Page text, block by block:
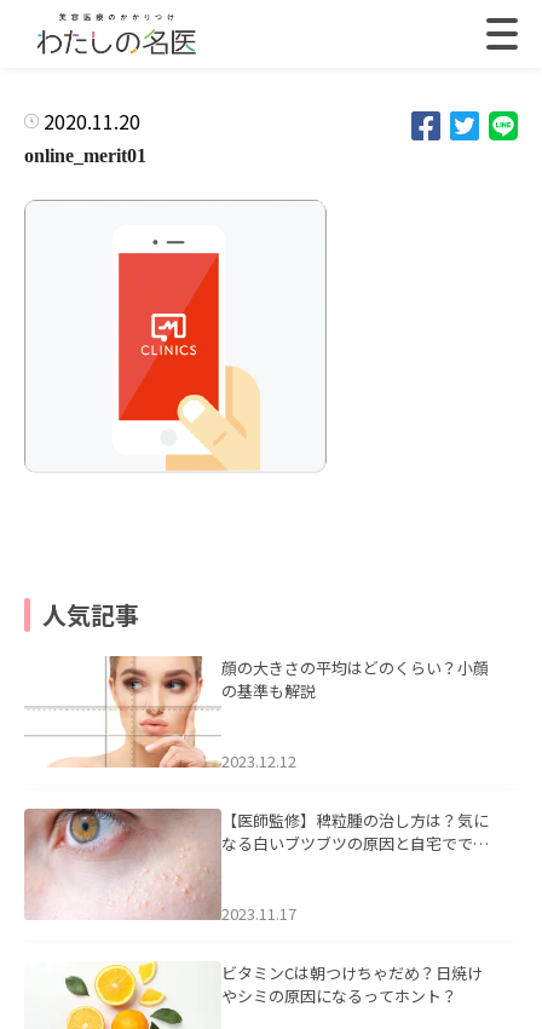
2020.11.20
online_merit01
人気記事
顔の大きさの平均はどのくらい？小顔
の基準も解説
2023.12.12
【医師監修】稗粒腫の治し方は？気に
なる白いブツブツの原因と自宅ででき
2023.11.17
ビタミンCは朝つけちゃだめ？日焼け
やシミの原因になるってホント？